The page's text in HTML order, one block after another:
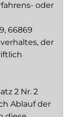
oder
66869
der
2 Nr. 2
Ablauf der